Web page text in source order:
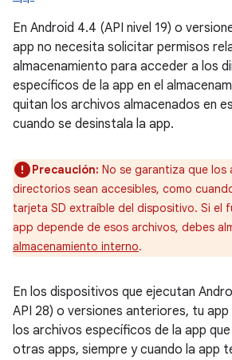
En Android 4.4 (API nivel 19) o
app no necesita solicitar permisos
almacenamiento para acceder a los
específicos de la app en el
quitan los archivos almacenados en
cuando se desinstala la app.
Precaución: No se garantiza que los
directorios sean accesibles, como
tarjeta SD extraíble del dispositivo. Si el
app depende de esos archivos, debes
almacenamiento interno.
En los dispositivos que ejecutan
API 28) o versiones anteriores, tu
los archivos específicos de la app
otras apps, siempre y cuando la app